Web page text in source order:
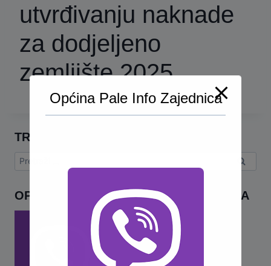
utvrđivanju naknade
za dodjeljeno
zemljište 2025
TRAŽI
Pretraga:
OPĆINA PALE INFO – VIBER ZAJEDNICA
Općina Pale Info Zajednica